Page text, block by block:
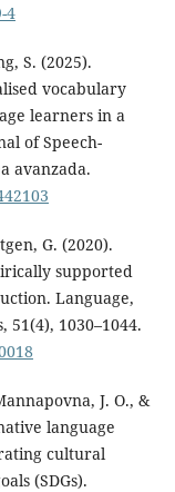
4
S. (2025).
vocabulary
learners in a
of Speech-
avanzada.
G. (2020).
supported
Language,
51(4), 1030–1044.
J. O., &
language
cultural
(SDGs).